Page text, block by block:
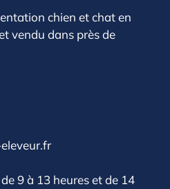
chien et chat en
vendu dans près de
9 à 13 heures et de 14